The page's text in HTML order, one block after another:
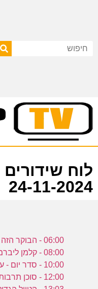
24-11-2024
06:00 - הבוקר הזה - עם אריה גולן
08:00 - קלמן ליברמן
10:00 - סדר יום - עם קרן נויבך
12:00 - סוכן תרבות - דיקלה